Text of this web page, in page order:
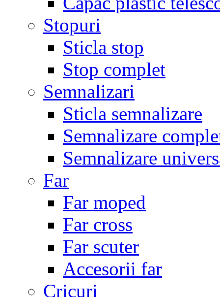
Stopuri
Sticla stop
Stop complet
Semnalizari
Sticla semnalizare
Semnalizare
Semnalizare
Far
Far moped
Far cross
Far scuter
Accesorii far
Cricuri